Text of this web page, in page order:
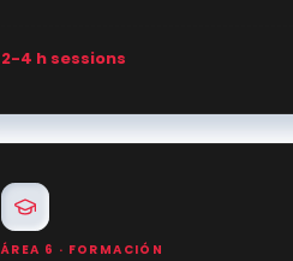
2-4 h sessions
ÁREA 6 · FORMACIÓN